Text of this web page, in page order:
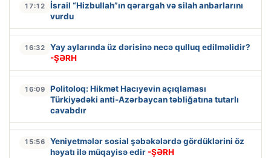
17:12
İsrail “Hizbullah”ın qərargah və silah anbarlarını
vurdu
16:32
Yay aylarında üz dərisinə necə qulluq edilməlidir?
-ŞƏRH
16:09
Politoloq: Hikmət Hacıyevin açıqlaması
Türkiyədəki anti-Azərbaycan təbliğatına tutarlı
cavabdır
15:56
Yeniyetmələr sosial şəbəkələrdə gördüklərini öz
həyatı ilə müqayisə edir -ŞƏRH